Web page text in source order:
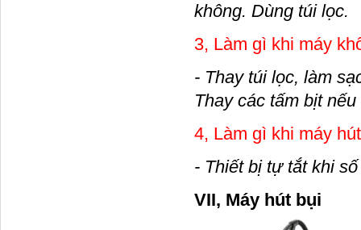
không. Dùng túi lọc.
3, Làm gì khi máy
- Thay túi lọc, làm
Thay các tấm bịt nếu
4, Làm gì khi máy
- Thiết bị tự tắt khi
VII,